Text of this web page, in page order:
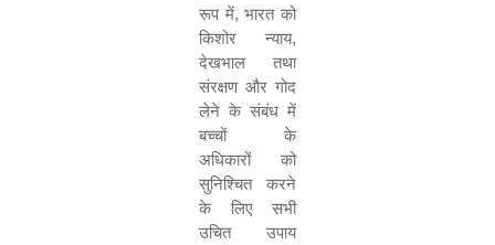
रूप में,भारत को
किशोर न्याय,
देखभाल तथा
संरक्षण और गोद
लेने के संबंध में
बच्चों के
अधिकारों को
सुनिश्चित करने
के लिए सभी
उचित उपाय